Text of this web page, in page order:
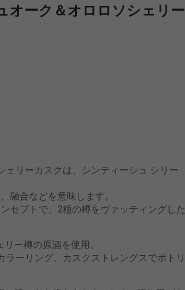
ーク＆オロロソシェリー
リーカスクは、シンティーシュ シリー
合などを意味します。
セプトで、2種の樽をヴァッティングした
ー樽の原酒を使用。
ーリング、カスクストレングスでボトリ